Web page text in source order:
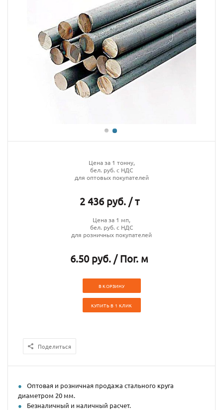
Цена за 1 тонну,
бел. руб. с НДС
для оптовых покупателей
2 436 руб. / т
Цена за 1 мп,
бел. руб. с НДС
для розничных покупателей
6.50 руб. / Пог. м
В КОРЗИНУ
КУПИТЬ В 1 КЛИК
Поделиться
Оптовая и розничная продажа стального круга
диаметром 20 мм.
Безналичный и наличный расчет.